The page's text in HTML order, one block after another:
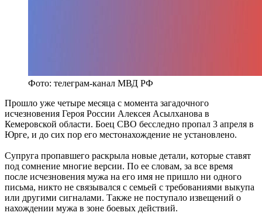
Фото: телеграм-канал МВД РФ
Прошло уже четыре месяца с момента загадочного
исчезновения Героя России Алексея Асылханова в
Кемеровской области. Боец СВО бесследно пропал 3 апреля в
Юрге, и до сих пор его местонахождение не установлено.
Супруга пропавшего раскрыла новые детали, которые ставят
под сомнение многие версии. По ее словам, за все время
после исчезновения мужа на его имя не пришло ни одного
письма, никто не связывался с семьей с требованиями выкупа
или другими сигналами. Также не поступало извещений о
нахождении мужа в зоне боевых действий.